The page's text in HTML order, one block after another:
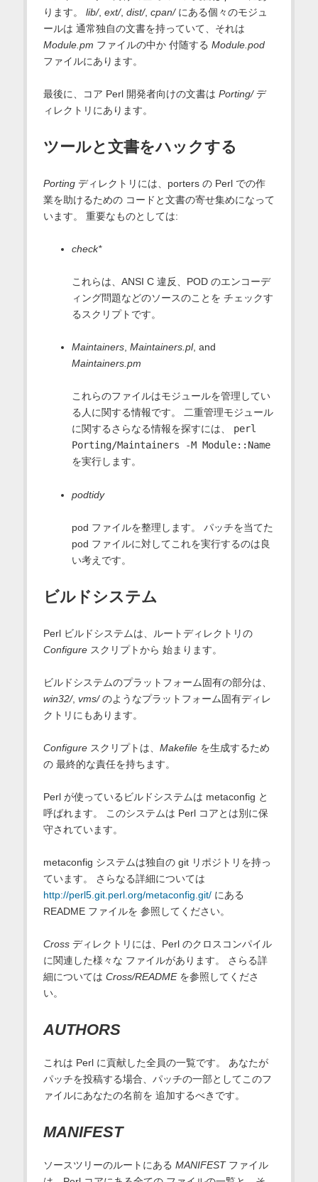
ります。 lib/, ext/, dist/, cpan/にある個々のモジュ
ールは 通常独自の文書を持っていて、それは
Module.pm ファイルの中か 付随する Module.pod
ファイルにあります。
最後に、コア Perl 開発者向けの文書は Porting/デ
ィレクトリにあります。
ツールと文書をハックする
Portingディレクトリには、porters の Perl での作
業を助けるための コードと文書の寄せ集めになって
います。 重要なものとしては:
check*
これらは、ANSI C 違反、POD のエンコーデ
ィング問題などのソースのことを チェックす
るスクリプトです。
Maintainers, Maintainers.pl, and
Maintainers.pm
これらのファイルはモジュールを管理してい
る人に関する情報です。 二重管理モジュール
に関するさらなる情報を探すには、 perl
Porting/Maintainers -M Module::Name
を実行します。
podtidy
pod ファイルを整理します。 パッチを当てた
pod ファイルに対してこれを実行するのは良
い考えです。
ビルドシステム
Perl ビルドシステムは、ルートディレクトリの
Configureスクリプトから 始まります。
ビルドシステムのプラットフォーム固有の部分は、
win32/, vms/のようなプラットフォーム固有ディレ
クトリにもあります。
Configureスクリプトは、 Makefileを生成するため
の 最終的な責任を持ちます。
Perl が使っているビルドシステムは metaconfig と
呼ばれます。 このシステムは Perl コアとは別に保
守されています。
metaconfig システムは独自の git リポジトリを持っ
ています。 さらなる詳細については
http://perl5.git.perl.org/metaconfig.git/にある
README ファイルを 参照してください。
Crossディレクトリには、Perl のクロスコンパイル
に関連した様々な ファイルがあります。 さらる詳
細については Cross/READMEを参照してくださ
い。
AUTHORS
これは Perl に貢献した全員の一覧です。 あなたが
パッチを投稿する場合、パッチの一部としてこのフ
ァイルにあなたの名前を 追加するべきです。
MANIFEST
ソースツリーのルートにある MANIFESTファイル